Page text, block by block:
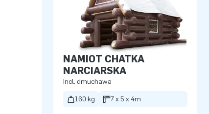
NAMIOT CHATKA
NARCIARSKA
Incl. dmuchawa
160 kg 7 x 5 x 4m